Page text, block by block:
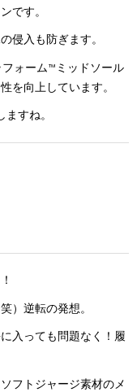
です。
侵入も防ぎます。
ォーム™ミッドソール
を向上しています。
すね。
）逆転の発想。
入っても問題なく！履
フトジャージ素材のメ